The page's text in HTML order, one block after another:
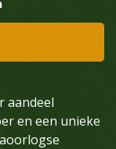
aandeel
en een unieke